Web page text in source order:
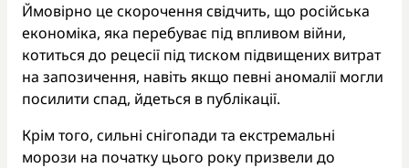
Ймовірно це скорочення свідчить, що російська
економіка, яка перебуває під впливом війни,
котиться до рецесії під тиском підвищених витрат
на запозичення, навіть якщо певні аномалії могли
посилити спад, йдеться в публікації.
Крім того, сильні снігопади та екстремальні
морози на початку цього року призвели до